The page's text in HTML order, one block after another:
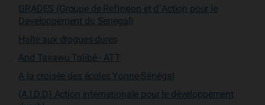
GRADES (Groupe de Reflexion et d`Action pour le
Developpement du Senegal)
Halte aux drogues dures
And Taxawu Talibé - ATT
A la croisée des écoles Yonne-Sénégal
(A.I.D.D) Action internationale pour le développement